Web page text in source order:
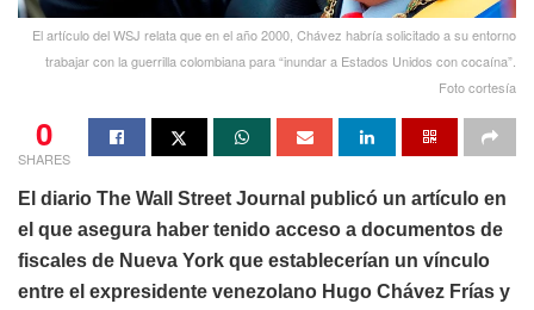
El artículo del WSJ relata que en el año 2000, Chávez habría solicitado a su entorno
trabajar con la guerrilla colombiana para “inundar a Estados Unidos con cocaína”.
Foto cortesía
0
SHARES
El diario The Wall Street Journal publicó un artículo en
el que asegura haber tenido acceso a documentos de
fiscales de Nueva York que establecerían un vínculo
entre el expresidente venezolano Hugo Chávez Frías y